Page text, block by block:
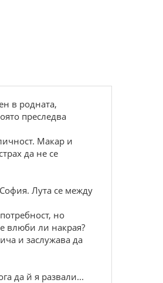
в родната,
преследва
Макар и
да не се
Лута се между
но
влюби ли накрая?
и заслужава да
да й я развали...